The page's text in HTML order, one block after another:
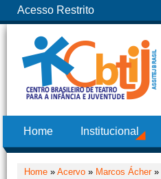
Acesso Restrito
Home Institucional
Home » Acervo » Marcos Ácher»